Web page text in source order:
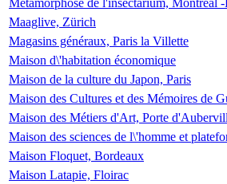
Métamorphose de l'insectarium, Montréal
Maaglive, Zürich
Magasins généraux, Paris la Villette
Maison d\'habitation économique
Maison de la culture du Japon, Paris
Maison des Cultures et des Mémoires de
Maison des Métiers d'Art, Porte
Maison des sciences de l\'homme et
Maison Floquet, Bordeaux
Maison Latapie, Floirac